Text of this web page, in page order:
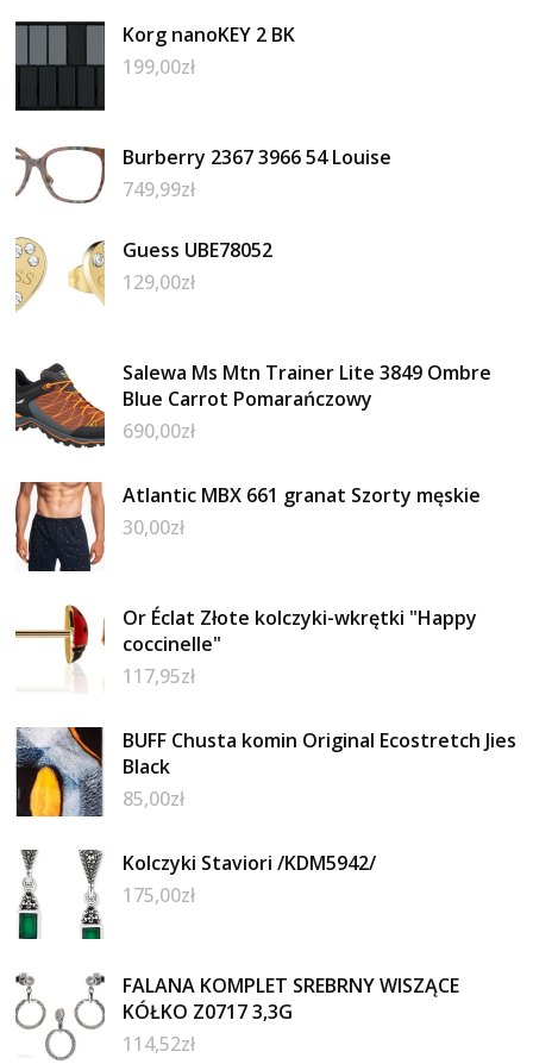
Korg nanoKEY 2 BK
199,00zł
Burberry 2367 3966 54 Louise
749,99zł
Guess UBE78052
129,00zł
Salewa Ms Mtn Trainer Lite 3849 Ombre
Blue Carrot Pomarańczowy
690,00zł
Atlantic MBX 661 granat Szorty męskie
30,00zł
Or Éclat Złote kolczyki-wkrętki "Happy
coccinelle"
117,95zł
BUFF Chusta komin Original Ecostretch Jies
Black
85,00zł
Kolczyki Staviori /KDM5942/
175,00zł
FALANA KOMPLET SREBRNY WISZĄCE
KÓŁKO Z0717 3,3G
114,52zł